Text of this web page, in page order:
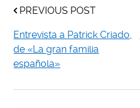
PREVIOUS POST
Entrevista a Patrick Criado,
de «La gran familia
española»